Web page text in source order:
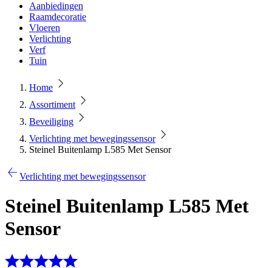
Aanbiedingen
Raamdecoratie
Vloeren
Verlichting
Verf
Tuin
Home
Assortiment
Beveiliging
Verlichting met bewegingssensor
Steinel Buitenlamp L585 Met Sensor
Verlichting met bewegingssensor
Steinel Buitenlamp L585 Met
Sensor